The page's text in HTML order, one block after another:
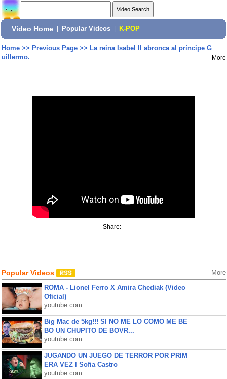
Video Home Popular Videos K-POP
Home>> Previous Page>> La reina Isabel II abronca al príncipe G
uillermo.
More
Share:
Popular Videos More
ROMA - Lionel Ferro X Amira Chediak (Video
Oficial)
youtube.com
Big Mac de 5kg!!! SI NO ME LO COMO ME BE
BO UN CHUPITO DE BOVR...
youtube.com
JUGANDO UN JUEGO DE TERROR POR PRIM
ERA VEZ l Sofia Castro
youtube.com